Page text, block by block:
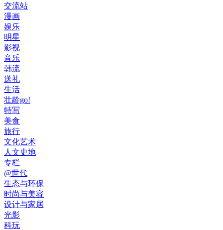
交流站
漫画
娱乐
明星
影视
音乐
韩流
送礼
生活
壮龄go!
特写
美食
旅行
文化艺术
人文史地
专栏
@世代
生态与环保
时尚与美容
设计与家居
光影
科玩